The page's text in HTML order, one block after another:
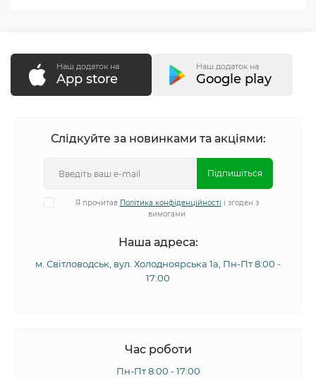
Наш додаток на
App store
Наш додаток на
Google play
Слідкуйте за новинками та акціями:
Підпишіться
Я прочитав Політика конфіденційності і згоден з
вимогами
Наша адреса:
м. Світловодськ, вул. Холодноярська 1а, Пн-Пт 8:00 -
17:00
Час роботи
Пн-Пт 8:00 - 17:00